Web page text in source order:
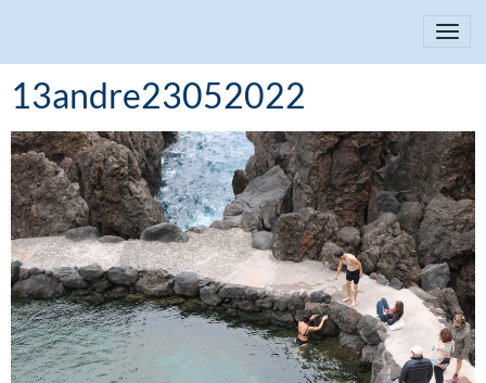
13andre23052022